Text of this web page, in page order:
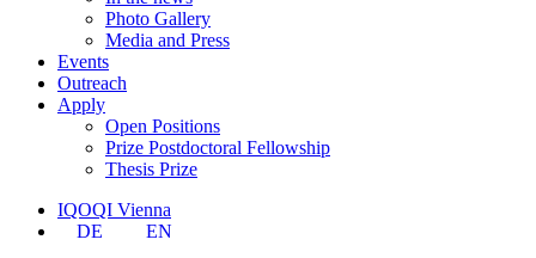
Photo Gallery
Media and Press
Events
Outreach
Apply
Open Positions
Prize Postdoctoral Fellowship
Thesis Prize
IQOQI Vienna
DE
EN